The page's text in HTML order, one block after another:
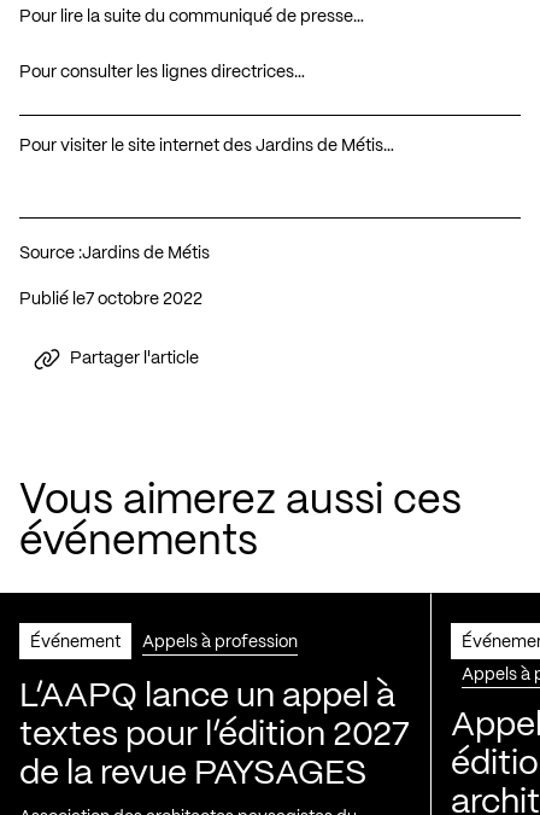
Pour lire la suite du communiqué de presse…
Pour consulter les lignes directrices…
Pour visiter le site internet des Jardins de Métis…
Source :Jardins de Métis
Publié le 7 octobre 2022
Partager l'article
Vous aimerez aussi ces
événements
Événement Appels à profession
L’AAPQ lance un appel à
textes pour l’édition 2027
de la revue PAYSAGES
Appels à